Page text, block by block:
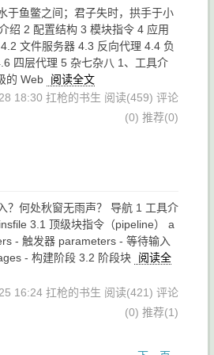
于鱼鳖之间；君子失时，拱手于小
绍 2 配置结构 3 模块指令 4 应用
文件服务器 4.3 反向代理 4.4 负
四层代理 5 杂七杂八 1、工具介
的 Web
阅读全文
18:30 扛枪的书生 阅读(459) 评论
(0) 推荐(0)
？何处秋窗无雨声？ 导航 1 工具介
3.1 顶级块指令（pipeline） a
- 触发器 parameters - 等待输入
- 构建阶段 3.2 阶段块
阅读全
16:24 扛枪的书生 阅读(421) 评论
(0) 推荐(1)